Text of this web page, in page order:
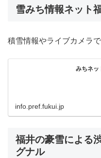
雪みち情報ネット
積雪情報やライブカメラ
みちネッ
info.pref.fukui.jp
福井の豪雪による
グナル